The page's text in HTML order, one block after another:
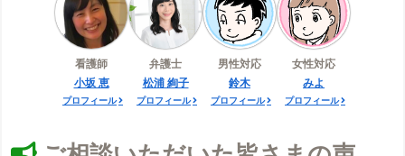
看護師
小坂 恵
プロフィール
弁護士
松浦 絢子
プロフィール
男性対応
鈴木
プロフィール
女性対応
みよ
プロフィール